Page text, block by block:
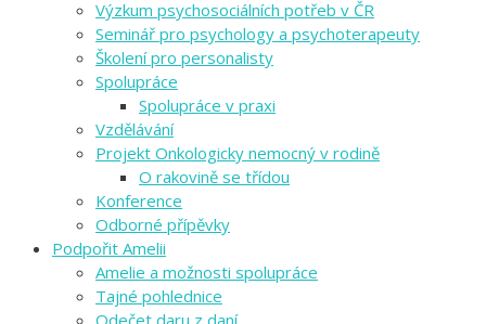
Výzkum psychosociálních potřeb v ČR
Seminář pro psychology a psychoterapeuty
Školení pro personalisty
Spolupráce
Spolupráce v praxi
Vzdělávání
Projekt Onkologicky nemocný v rodině
O rakovině se třídou
Konference
Odborné přípěvky
Podpořit Amelii
Amelie a možnosti spolupráce
Tajné pohlednice